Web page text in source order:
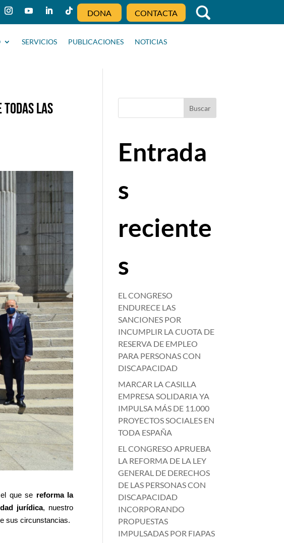
DONA CONTACTA
SERVICIOS PUBLICACIONES
NOTICIAS
todas las
que se reforma la
jurídica, nuestro
sus circunstancias.
Buscar
Entrada
s
reciente
s
EL CONGRESO
ENDURECE LAS
SANCIONES POR
INCUMPLIR LA CUOTA DE
RESERVA DE EMPLEO
PARA PERSONAS CON
DISCAPACIDAD
MARCAR LA CASILLA
EMPRESA SOLIDARIA YA
IMPULSA MÁS DE 11.000
PROYECTOS SOCIALES EN
TODA ESPAÑA
EL CONGRESO APRUEBA
LA REFORMA DE LA LEY
GENERAL DE DERECHOS
DE LAS PERSONAS CON
DISCAPACIDAD
INCORPORANDO
PROPUESTAS
IMPULSADAS POR FIAPAS